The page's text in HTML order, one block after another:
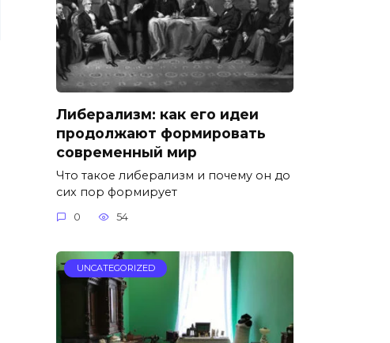
Либерализм: как его идеи
продолжают формировать
современный мир
Что такое либерализм и почему он до
сих пор формирует
0 54
UNCATEGORIZED